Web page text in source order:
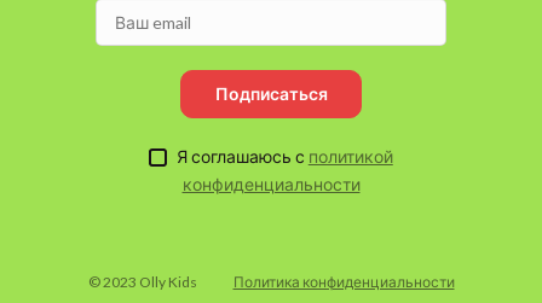
Подписаться
Я соглашаюсь с политикой
конфиденциальности
© 2023 Olly Kids Политика конфиденциальности